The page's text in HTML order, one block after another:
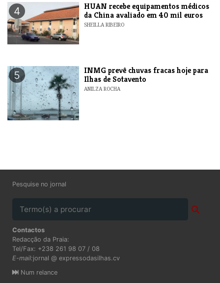
4
HUAN recebe equipamentos médicos
da China avaliado em 40 mil euros
SHEILLA RIBEIRO
5
INMG prevê chuvas fracas hoje para
Ilhas de Sotavento
ANILZA ROCHA
Pesquise no jornal
Contactos
Redacção da Praia:
Tel/Fax: +238 261 98 07 / 08
E-mail:jornal @ expressodasilhas.cv
Num relance